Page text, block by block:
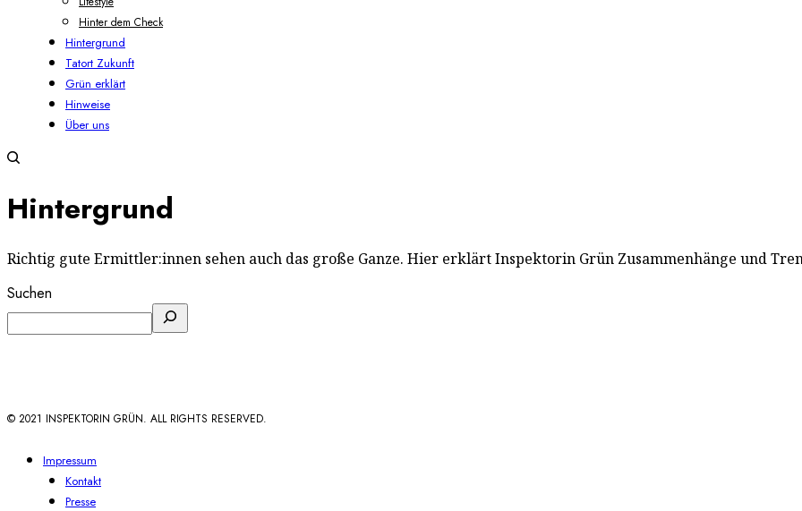
Hinter dem Check
Hintergrund
Tatort Zukunft
Grün erklärt
Hinweise
Über uns
Hintergrund
Richtig gute Ermittler:innen sehen auch das große Ganze. Hier erklärt Inspektorin Grün Zusammenhänge und
Suchen
© 2021 INSPEKTORIN GRÜN. ALL RIGHTS RESERVED.
Impressum
Kontakt
Presse